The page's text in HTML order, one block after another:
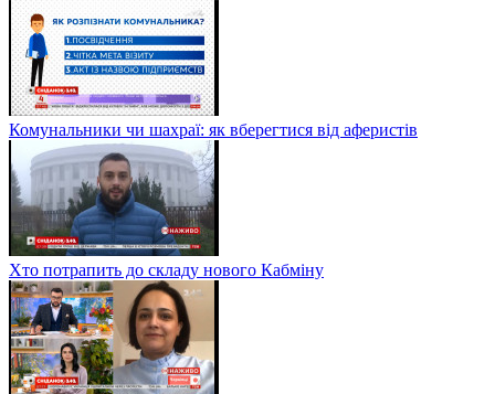
Комунальники чи шахраї: як вберегтися від аферистів
Хто потрапить до складу нового Кабміну